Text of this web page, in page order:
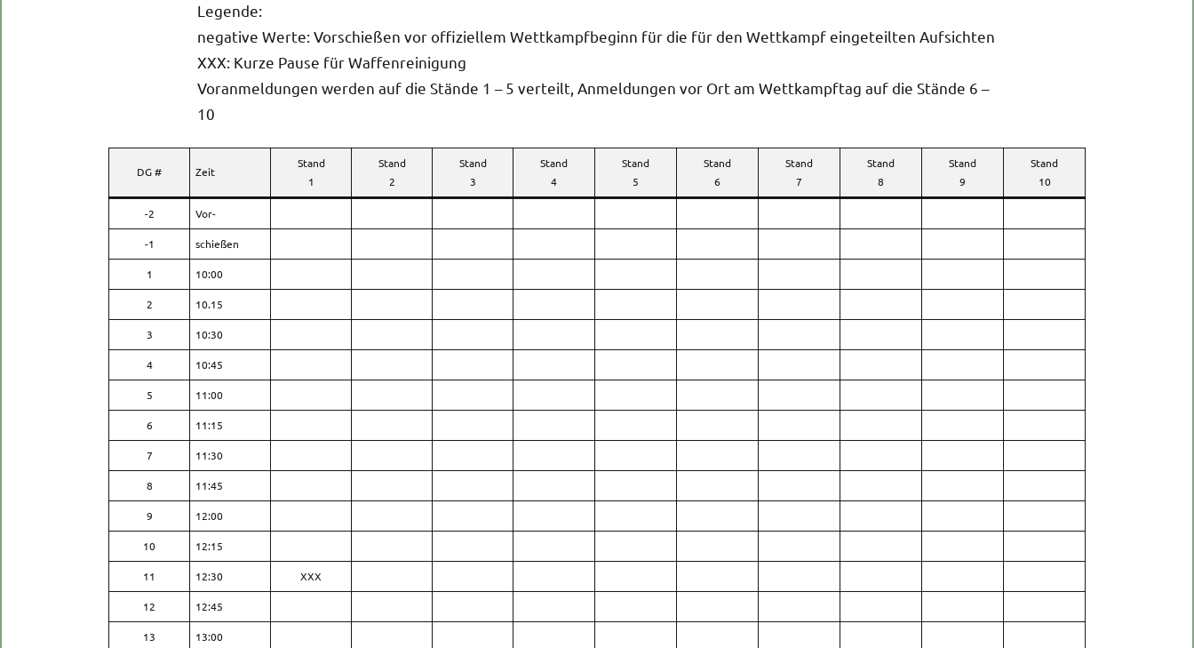
Legende:
negative Werte: Vorschießen vor offiziellem Wettkampfbeginn für die für den Wettkampf eingeteilten Aufsichten
XXX: Kurze Pause für Waffenreinigung
Voranmeldungen werden auf die Stände 1 – 5 verteilt, Anmeldungen vor Ort am Wettkampftag auf die Stände 6 –
10
DG # Zeit
Stand
1
Stand
2
Stand
3
Stand
4
Stand
5
Stand
6
Stand
7
Stand
8
Stand
9
Stand
10
-2 Vor-
-1 schießen
1 10:00
2 10.15
3 10:30
4 10:45
5 11:00
6 11:15
7 11:30
8 11:45
9 12:00
10 12:15
11 12:30 XXX
12 12:45
13 13:00